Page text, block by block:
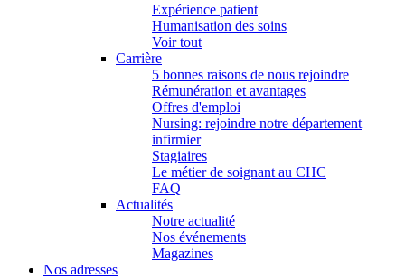
Expérience patient
Humanisation des soins
Voir tout
Carrière
5 bonnes raisons de nous rejoindre
Rémunération et avantages
Offres d'emploi
Nursing: rejoindre notre département
infirmier
Stagiaires
Le métier de soignant au CHC
FAQ
Actualités
Notre actualité
Nos événements
Magazines
Nos adresses